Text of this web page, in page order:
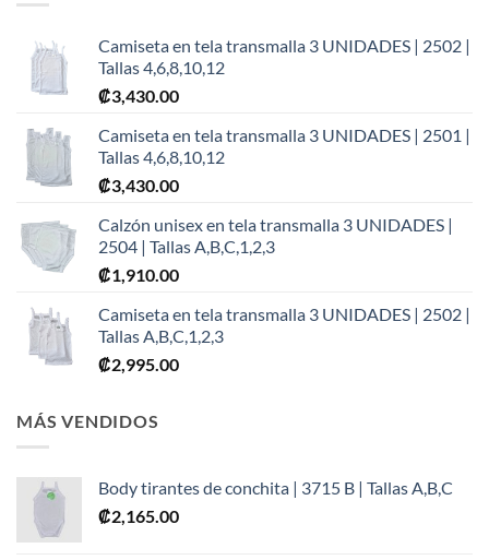
Camiseta en tela transmalla 3 UNIDADES | 2502 |
Tallas 4,6,8,10,12
₡3,430.00
Camiseta en tela transmalla 3 UNIDADES | 2501 |
Tallas 4,6,8,10,12
₡3,430.00
Calzón unisex en tela transmalla 3 UNIDADES |
2504 | Tallas A,B,C,1,2,3
₡1,910.00
Camiseta en tela transmalla 3 UNIDADES | 2502 |
Tallas A,B,C,1,2,3
₡2,995.00
MÁS VENDIDOS
Body tirantes de conchita | 3715 B | Tallas A,B,C
₡2,165.00